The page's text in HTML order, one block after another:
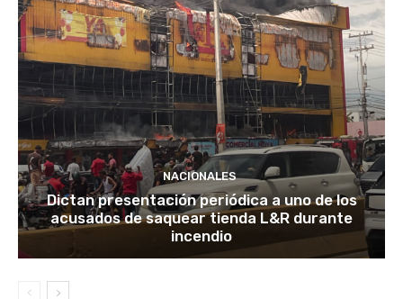
NACIONALES
Dictan presentación periódica a uno de los
acusados de saquear tienda L&R durante
incendio